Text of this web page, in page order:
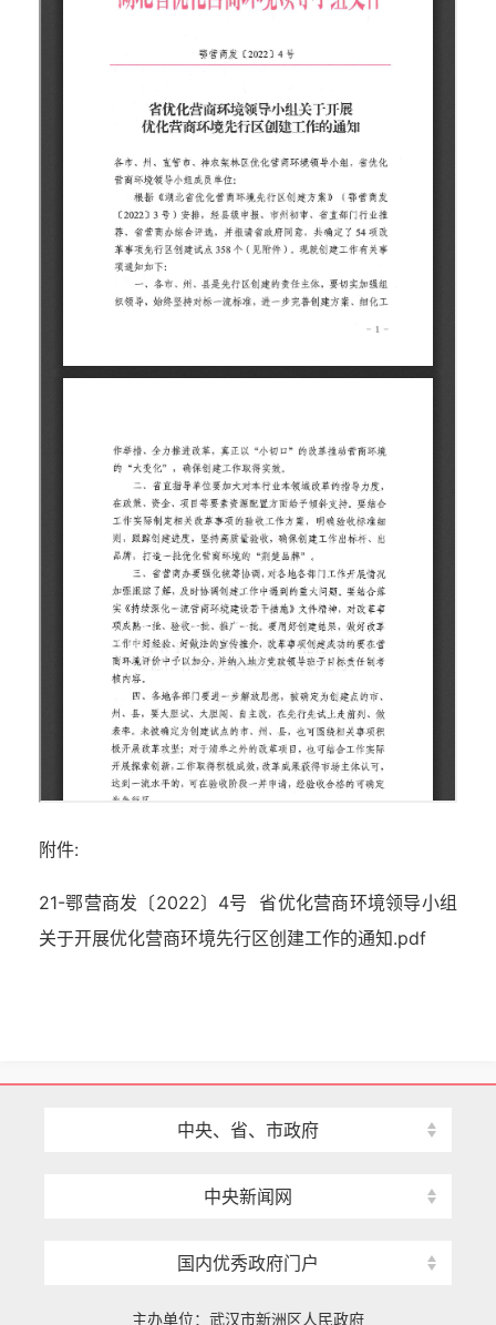
附件:
21-鄂营商发〔2022〕4号 省优化营商环境领导小组
关于开展优化营商环境先行区创建工作的通知.pdf
中央、省、市政府
中央新闻网
国内优秀政府门户
主办单位：武汉市新洲区人民政府